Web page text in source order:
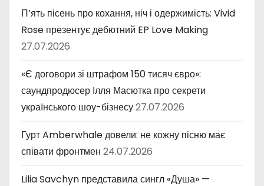
П’ять пісень про кохання, ніч і одержимість: Vivid
Rose презентує дебютний EP Love Making
27.07.2026
«Є договори зі штрафом 150 тисяч євро»:
саундпродюсер Ілля Масютка про секрети
українського шоу-бізнесу27.07.2026
Гурт Amberwhale довели: не кожну пісню має
співати фронтмен 24.07.2026
Lilia Savchyn представила сингл «Душа» —